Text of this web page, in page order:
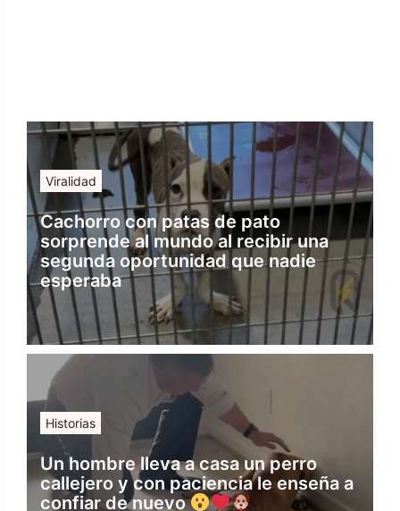
Viralidad
Cachorro con patas de pato
sorprende al mundo al recibir una
segunda oportunidad que nadie
esperaba
Historias
Un hombre lleva a casa un perro
callejero y con paciencia le enseña a
confiar de nuevo